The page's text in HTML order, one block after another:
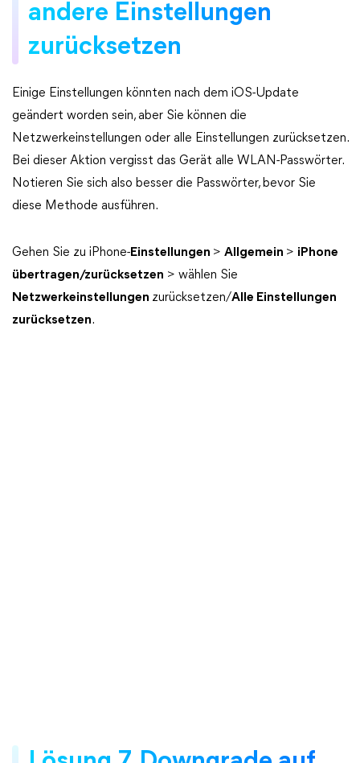
andere Einstellungen
zurücksetzen
Einige Einstellungen könnten nach dem iOS-Update
geändert worden sein, aber Sie können die
Netzwerkeinstellungen oder alle Einstellungen zurücksetzen.
Bei dieser Aktion vergisst das Gerät alle WLAN-Passwörter.
Notieren Sie sich also besser die Passwörter, bevor Sie
diese Methode ausführen.
Gehen Sie zu iPhone-Einstellungen > Allgemein > iPhone
übertragen/zurücksetzen > wählen Sie
Netzwerkeinstellungen zurücksetzen/Alle Einstellungen
zurücksetzen.